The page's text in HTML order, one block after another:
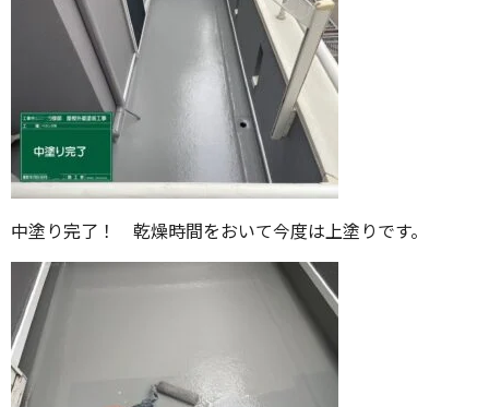
中塗り完了！ 乾燥時間をおいて今度は上塗りです。